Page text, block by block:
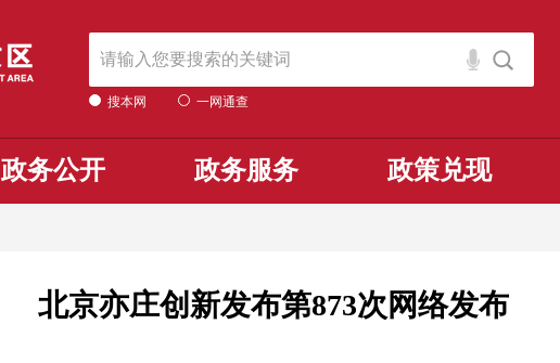
搜本网 一网通查
政务公开 政务服务 政策兑现
北京亦庄创新发布第873次网络发布